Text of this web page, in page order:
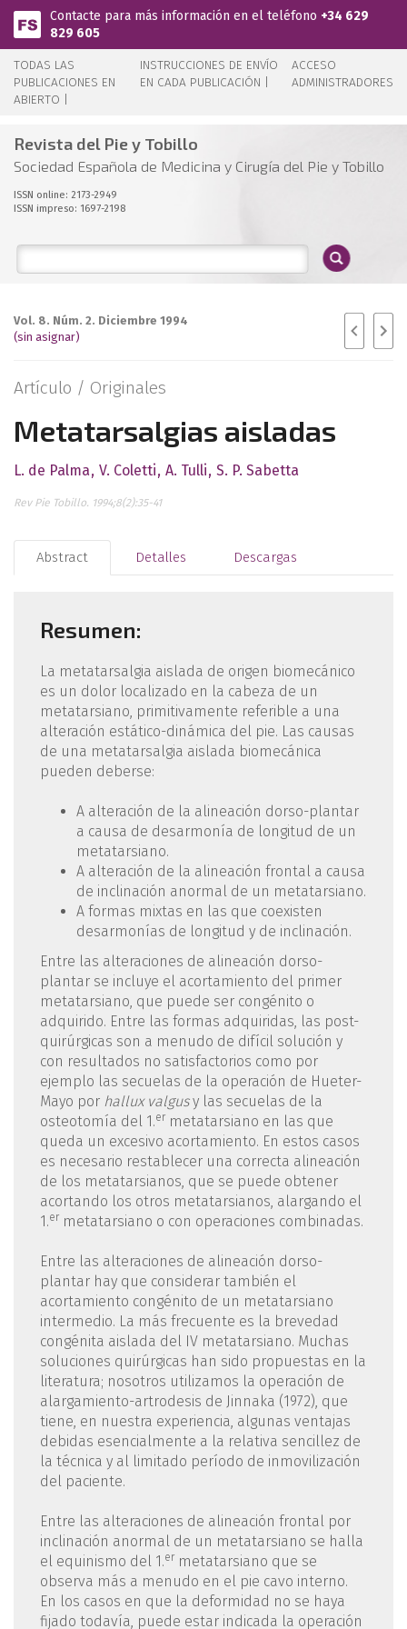
Pasar al contenido principal
Contacte para más información en el teléfono +34 629
829 605
TODAS LAS
PUBLICACIONES EN
ABIERTO |
INSTRUCCIONES DE ENVÍO
EN CADA PUBLICACIÓN |
ACCESO
ADMINISTRADORES
Revista del Pie y Tobillo
Sociedad Española de Medicina y Cirugía del Pie y Tobillo
ISSN online: 2173-2949
ISSN impreso: 1697-2198
Vol. 8. Núm. 2. Diciembre 1994
(sin asignar)
Artículo / Originales
Metatarsalgias aisladas
L. de Palma V. Coletti A. Tulli S. P. Sabetta
Rev Pie Tobillo. 1994;8(2):35-41
Abstract Detalles Descargas
Resumen:
La metatarsalgia aislada de origen biomecánico
es un dolor localizado en la cabeza de un
metatarsiano, primitivamente referible a una
alteración estático-dinámica del pie. Las causas
de una metatarsalgia aislada biomecánica
pueden deberse:
A alteración de la alineación dorso-plantar
a causa de desarmonía de longitud de un
metatarsiano.
A alteración de la alineación frontal a causa
de inclinación anormal de un metatarsiano.
A formas mixtas en las que coexisten
desarmonías de longitud y de inclinación.
Entre las alteraciones de alineación dorso-
plantar se incluye el acortamiento del primer
metatarsiano, que puede ser congénito o
adquirido. Entre las formas adquiridas, las post-
quirúrgicas son a menudo de difícil solución y
con resultados no satisfactorios como por
ejemplo las secuelas de la operación de Hueter-
Mayo por hallux valgusy las secuelas de la
osteotomía del 1.ermetatarsiano en las que
queda un excesivo acortamiento. En estos casos
es necesario restablecer una correcta alineación
de los metatarsianos, que se puede obtener
acortando los otros metatarsianos, alargando el
1.ermetatarsiano o con operaciones combinadas.
Entre las alteraciones de alineación dorso-
plantar hay que considerar también el
acortamiento congénito de un metatarsiano
intermedio. La más frecuente es la brevedad
congénita aislada del IV metatarsiano. Muchas
soluciones quirúrgicas han sido propuestas en la
literatura; nosotros utilizamos la operación de
alargamiento-artrodesis de Jinnaka (1972), que
tiene, en nuestra experiencia, algunas ventajas
debidas esencialmente a la relativa sencillez de
la técnica y al limitado período de inmovilización
del paciente.
Entre las alteraciones de alineación frontal por
inclinación anormal de un metatarsiano se halla
el equinismo del 1.ermetatarsiano que se
observa más a menudo en el pie cavo interno.
En los casos en que la deformidad no se haya
fijado todavía, puede estar indicada la operación